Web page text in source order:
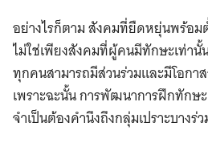
อย่างไรก็ตาม สังคมที่ยืดหยุ่นพร้อม
ไม่ใช่เพียงสังคมที่ผู้คนมีทักษะเท่า
ทุกคนสามารถมีส่วนร่วมและมีโอกา
เพราะฉะนั้น การพัฒนาการฝึกทักษ
จำเป็นต้องคำนึงถึงกลุ่มเปราะบางร่